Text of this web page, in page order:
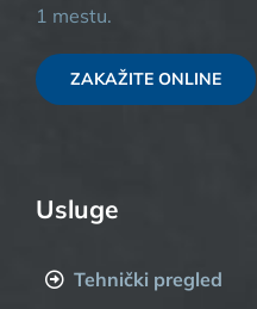
1 mestu.
ZAKAŽITE ONLINE
Usluge
Tehnički pregled